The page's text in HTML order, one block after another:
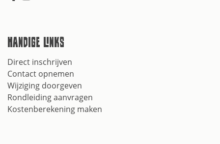
Handige links
Direct inschrijven
Contact opnemen
Wijziging doorgeven
Rondleiding aanvragen
Kostenberekening maken